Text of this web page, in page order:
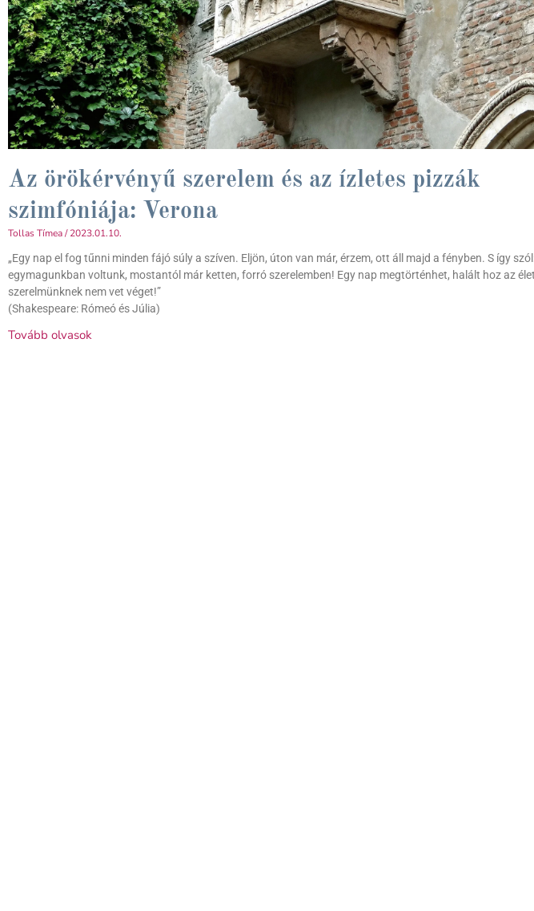
Az örökérvényű szerelem és az ízletes pizzák
szimfóniája: Verona
Tollas Tímea 2023.01.10.
„Egy nap el fog tűnni minden fájó súly a szíven. Eljön, úton van már, érzem, ott áll majd a fényben. S így
egymagunkban voltunk, mostantól már ketten, forró szerelemben! Egy nap megtörténhet, halált hoz az
szerelmünknek nem vet véget!”
(Shakespeare: Rómeó és Júlia)
Tovább olvasok